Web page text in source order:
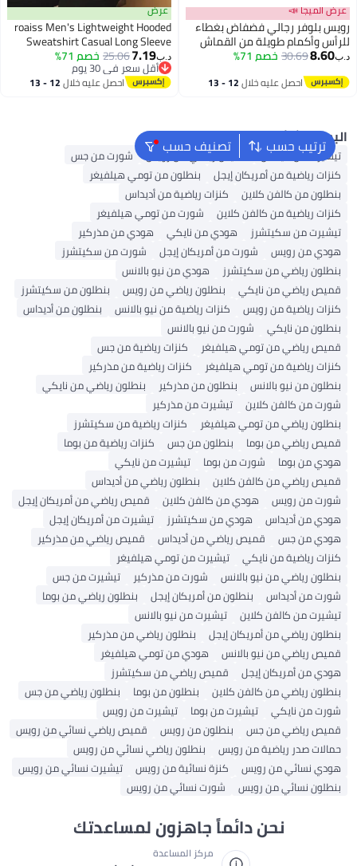
الميجا 📣
بلوفر رجالي فضفاض بغطاء
وأكمام طويلة من القماش
بتصميم كلاسيكي، مريح
الاستخدامات للارتداء
والرسمي، مقاس مريح
8.60
30.69خصم 71%
احصل عليه خلال 12 - 13
عرض
roaiss Men's Lightweight Hooded
Sweatshirt Casual Long Sleeve
Design with Button Placket and
Drawstring Hood, Ribbed Cuffs for
Comfort, Sporty Style for Spring
د.ب‏7.19
25.06خصم 71%
أقل سعر في 30 يوم
أقل سعر في 30 يوماحصل عليه خلال 12 - 13
ترتيب حسب تصنيف حسب الشائع
تيشيرت من أديداس قميص رياضي من رويس
شورت من جس
كنزات رياضية من أمريكان إيجل
بنطلون من تومي هيلفيغر
بنطلون من كالفن كلاين
كنزات رياضية من أديداس
كنزات رياضية من كالفن كلاين
شورت من تومي هيلفيغر
تيشيرت من سكيتشرز
هودي من نايكي
هودي من مذركير
هودي من رويس
شورت من أمريكان إيجل
شورت من سكيتشرز
بنطلون رياضي من سكيتشرز
هودي من نيو بالانس
قميص رياضي من نايكي
بنطلون رياضي من رويس
بنطلون من سكيتشرز
كنزات رياضية من رويس
كنزات رياضية من نيو بالانس
بنطلون من أديداس
بنطلون من نايكي
شورت من نيو بالانس
قميص رياضي من تومي هيلفيغر
كنزات رياضية من جس
كنزات رياضية من تومي هيلفيغر
كنزات رياضية من مذركير
بنطلون من نيو بالانس
بنطلون من مذركير
بنطلون رياضي من نايكي
شورت من كالفن كلاين
تيشيرت من مذركير
بنطلون رياضي من تومي هيلفيغر
كنزات رياضية من سكيتشرز
قميص رياضي من بوما
بنطلون من جس
كنزات رياضية من بوما
هودي من بوما
شورت من بوما
تيشيرت من نايكي
قميص رياضي من كالفن كلاين
بنطلون رياضي من أديداس
شورت من رويس
هودي من كالفن كلاين
قميص رياضي من أمريكان إيجل
هودي من أديداس
هودي من سكيتشرز
تيشيرت من أمريكان إيجل
هودي من جس
قميص رياضي من أديداس
قميص رياضي من مذركير
كنزات رياضية من نايكي
تيشيرت من تومي هيلفيغر
بنطلون رياضي من نيو بالانس
شورت من مذركير
تيشيرت من جس
شورت من أديداس
بنطلون من أمريكان إيجل
بنطلون رياضي من بوما
تيشيرت من كالفن كلاين
تيشيرت من نيو بالانس
بنطلون رياضي من أمريكان إيجل
بنطلون رياضي من مذركير
قميص رياضي من نيو بالانس
هودي من تومي هيلفيغر
هودي من أمريكان إيجل
قميص رياضي من سكيتشرز
بنطلون رياضي من كالفن كلاين
بنطلون من بوما
بنطلون رياضي من جس
شورت من نايكي
تيشيرت من بوما
تيشيرت من رويس
قميص رياضي من جس
بنطلون من رويس
قميص رياضي نسائي من رويس
حمالات صدر رياضية من رويس
بنطلون رياضي نسائي من رويس
هودي نسائي من رويس
كنزة نسائية من رويس
تيشيرت نسائي من رويس
بنطلون نسائي من رويس
شورت نسائي من رويس
نحن دائماً جاهزون لمساعدتك
مركز المساعدة